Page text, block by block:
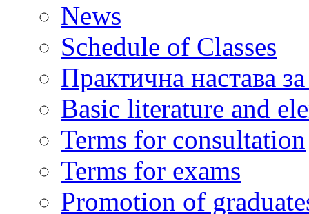
News
Schedule of Classes
Практична настава
Basic literature and
Terms for consultation
Terms for exams
Promotion of